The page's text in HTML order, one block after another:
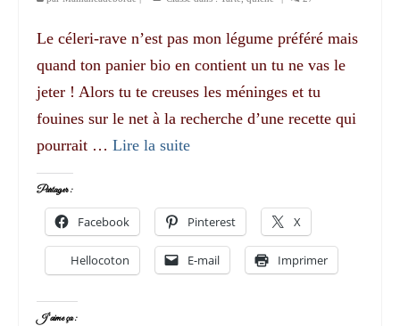
Le céleri-rave n’est pas mon légume préféré mais
quand ton panier bio en contient un tu ne vas le
jeter ! Alors tu te creuses les méninges et tu
fouines sur le net à la recherche d’une recette qui
pourrait … Lire la suite­­
Partager :
Facebook Pinterest X
Hellocoton E-mail Imprimer
J’aime ça :